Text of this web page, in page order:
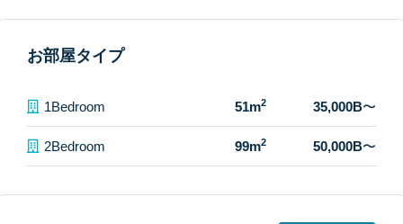
お部屋タイプ
1Bedroom 51m2 35,000B〜
2Bedroom 99m2 50,000B〜